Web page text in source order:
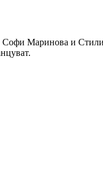
Маринова и